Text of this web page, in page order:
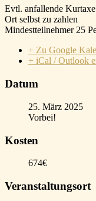
Evtl. anfallende
Ort selbst zu zahlen
Mindestteilnehmer 25
+ Zu Google
+ iCal / Outlook
Datum
25. März 2025
Vorbei!
Kosten
674€
Veranstaltungsort